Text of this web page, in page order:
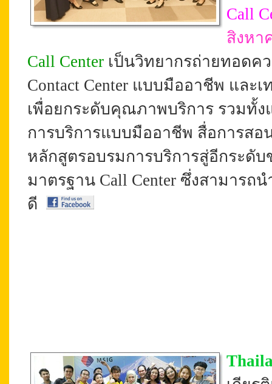
Call
สิงหา
Call Center เป็นวิทยากรถ่ายทอดค
Contact Center แบบมืออาชีพ แล
เพื่อยกระดับคุณภาพบริการ รวมทั้
การบริการแบบมืออาชีพ สื่อการสอ
หลักสูตรอบรมการบริการสู่อีกระดั
มาตรฐาน Call Center ซึ่งสามารถ
ดี